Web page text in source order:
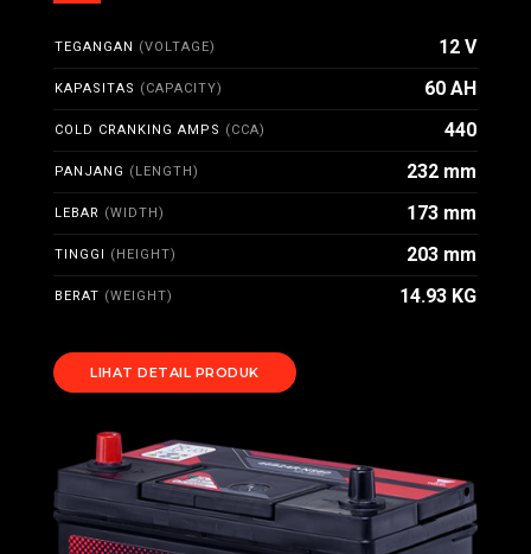
TEGANGAN (VOLTAGE) 12 V
KAPASITAS (CAPACITY) 60 AH
COLD CRANKING AMPS (CCA) 440
PANJANG (LENGTH) 232 mm
LEBAR (WIDTH) 173 mm
TINGGI (HEIGHT) 203 mm
BERAT (WEIGHT) 14.93 KG
LIHAT DETAIL PRODUK